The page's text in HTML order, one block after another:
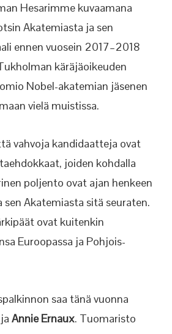
Hesarimme kuvaamana
Akatemiasta ja sen
ennen vuosein 2017–2018
käräjäoikeuden
Nobel-akatemian jäsenen
vielä muistissa.
vahvoja kandidaatteja ovat
joiden kohdalla
poljento ovat ajan henkeen
sen Akatemiasta sitä seuraten.
ovat kuitenkin
Euroopassa ja Pohjois-
saa tänä vuonna
Annie Ernaux. Tuomaristo